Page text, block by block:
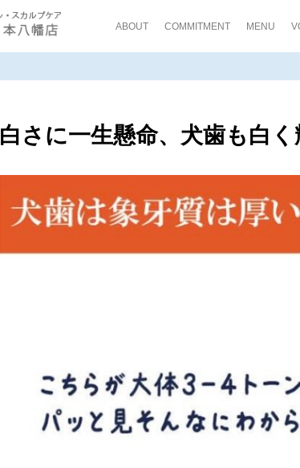
ABOUT COMMITMENT MENU
白さに一生懸命、犬歯も白